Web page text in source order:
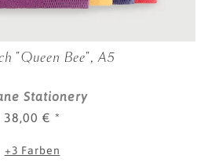
"Queen Bee", A5
Stationery
38,00 € *
+3 Farben